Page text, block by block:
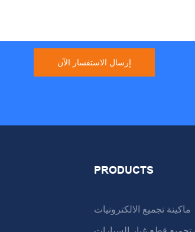
إرسال الاستفسار الآن
PRODUCTS
ماكينة تجميع الالكترونيات